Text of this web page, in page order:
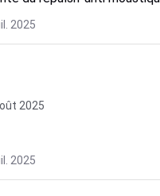
2025
2025
2025